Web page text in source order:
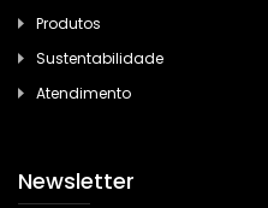
Produtos
Sustentabilidade
Atendimento
Newsletter